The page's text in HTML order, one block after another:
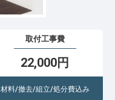
取付工事費
22,000円
材料/撤去/組立/処分費込み